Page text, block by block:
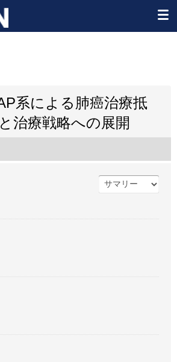
系による肺癌治療抵
治療戦略への展開